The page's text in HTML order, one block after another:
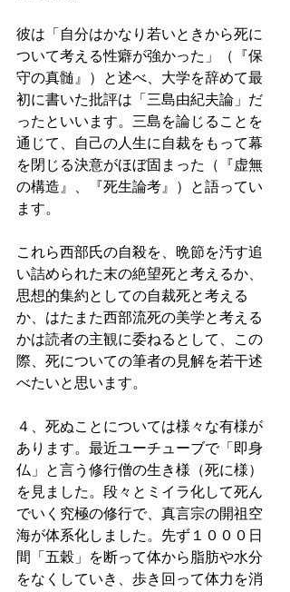
彼は「自分はかなり若いときから死に
ついて考える性癖が強かった」（『保
守の真髄』）と述べ、大学を辞めて最
初に書いた批評は「三島由紀夫論」だ
ったといいます。三島を論じることを
通じて、自己の人生に自裁をもって幕
を閉じる決意がほぼ固まった（『虚無
の構造』、『死生論考』）と語ってい
ます。
これら西部氏の自殺を、晩節を汚す追
い詰められた末の絶望死と考えるか、
思想的集約としての自裁死と考える
か、はたまた西部流死の美学と考える
かは読者の主観に委ねるとして、この
際、死についての筆者の見解を若干述
べたいと思います。
４、死ぬことについては様々な有様が
あります。最近ユーチューブで「即身
仏」と言う修行僧の生き様（死に様）
を見ました。段々とミイラ化して死ん
でいく究極の修行で、真言宗の開祖空
海が体系化しました。先ず１０００日
間「五穀」を断って体から脂肪や水分
をなくしていき、歩き回って体力を消